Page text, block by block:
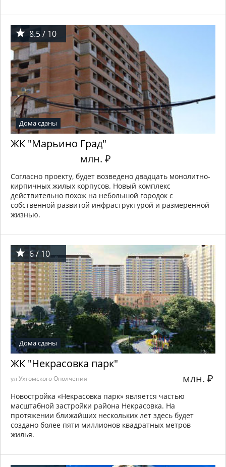
8.5 / 10
Дома сданы
ЖК "Марьино Град"
млн. ₽
Согласно проекту, будет возведено двадцать монолитно-
кирпичных жилых корпусов. Новый комплекс
действительно похож на небольшой городок с
собственной развитой инфраструктурой и размеренной
жизнью.
6 / 10
Дома сданы
ЖК "Некрасовка парк"
ул Ухтомского Ополчения млн. ₽
Новостройка «Некрасовка парк» является частью
масштабной застройки района Некрасовка. На
протяжении ближайших нескольких лет здесь будет
создано более пяти миллионов квадратных метров
жилья.